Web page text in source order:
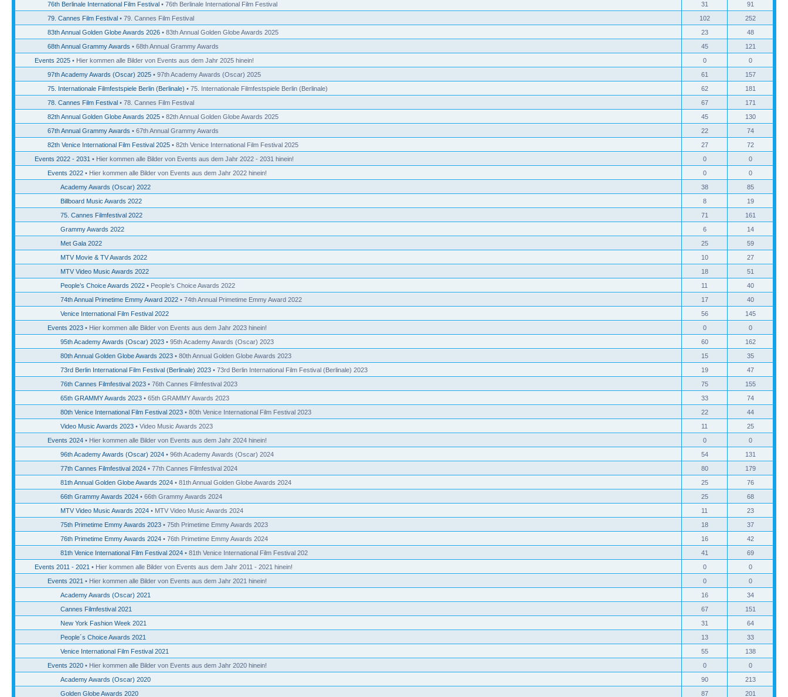
76th Berlinale International Film Festival • 76th Berlinale International Film Festival 31
91
79. Cannes Film Festival • 79. Cannes Film Festival 102
252
83th Annual Golden Globe Awards 2026 • 83th Annual Golden Globe Awards 2025 23
48
68th Annual Grammy Awards • 68th Annual Grammy Awards 45
121
Events 2025 • Hier kommen alle Bilder von Events aus dem Jahr 2025 hinein! 0
0
97th Academy Awards (Oscar) 2025 • 97th Academy Awards (Oscar) 2025 61
157
75. Internationale Filmfestspiele Berlin (Berlinale) • 75. Internationale Filmfestspiele Berlin (Berlinale) 62
181
78. Cannes Film Festival • 78. Cannes Film Festival 67
171
82th Annual Golden Globe Awards 2025 • 82th Annual Golden Globe Awards 2025 45
130
67th Annual Grammy Awards • 67th Annual Grammy Awards 22
74
82th Venice International Film Festival 2025 • 82th Venice International Film Festival 2025 27
72
Events 2022 - 2031 • Hier kommen alle Bilder von Events aus dem Jahr 2022 - 2031 hinein! 0
0
Events 2022 • Hier kommen alle Bilder von Events aus dem Jahr 2022 hinein! 0
0
Academy Awards (Oscar) 2022
38
85
Billboard Music Awards 2022
8
19
75. Cannes Filmfestival 2022
71
161
Grammy Awards 2022
6
14
Met Gala 2022
25
59
MTV Movie & TV Awards 2022
10
27
MTV Video Music Awards 2022
18
51
People’s Choice Awards 2022 • People’s Choice Awards 2022 11
40
74th Annual Primetime Emmy Award 2022 • 74th Annual Primetime Emmy Award 2022 17
40
Venice International Film Festival 2022
56
145
Events 2023 • Hier kommen alle Bilder von Events aus dem Jahr 2023 hinein! 0
0
95th Academy Awards (Oscar) 2023 • 95th Academy Awards (Oscar) 2023 60
162
80th Annual Golden Globe Awards 2023 • 80th Annual Golden Globe Awards 2023 15
35
73rd Berlin International Film Festival (Berlinale) 2023 • 73rd Berlin International Film Festival (Berlinale) 2023 19
47
76th Cannes Filmfestival 2023 • 76th Cannes Filmfestival 2023 75
155
65th GRAMMY Awards 2023 • 65th GRAMMY Awards 2023 33
74
80th Venice International Film Festival 2023 • 80th Venice International Film Festival 2023 22
44
Video Music Awards 2023 • Video Music Awards 2023 11
25
Events 2024 • Hier kommen alle Bilder von Events aus dem Jahr 2024 hinein! 0
0
96th Academy Awards (Oscar) 2024 • 96th Academy Awards (Oscar) 2024 54
131
77th Cannes Filmfestival 2024 • 77th Cannes Filmfestival 2024 80
179
81th Annual Golden Globe Awards 2024 • 81th Annual Golden Globe Awards 2024 25
76
66th Grammy Awards 2024 • 66th Grammy Awards 2024 25
68
MTV Video Music Awards 2024 • MTV Video Music Awards 2024 11
23
75th Primetime Emmy Awards 2023 • 75th Primetime Emmy Awards 2023 18
37
76th Primetime Emmy Awards 2024 • 76th Primetime Emmy Awards 2024 16
42
81th Venice International Film Festival 2024 • 81th Venice International Film Festival 202 41
69
Events 2011 - 2021 • Hier kommen alle Bilder von Events aus dem Jahr 2011 - 2021 hinein! 0
0
Events 2021 • Hier kommen alle Bilder von Events aus dem Jahr 2021 hinein! 0
0
Academy Awards (Oscar) 2021
16
34
Cannes Filmfestival 2021
67
151
New York Fashion Week 2021
31
64
People´s Choice Awards 2021
13
33
Venice International Film Festival 2021
55
138
Events 2020 • Hier kommen alle Bilder von Events aus dem Jahr 2020 hinein! 0
0
Academy Awards (Oscar) 2020
90
213
Golden Globe Awards 2020
87
201